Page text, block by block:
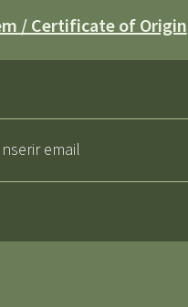
/ Certificate of Origin